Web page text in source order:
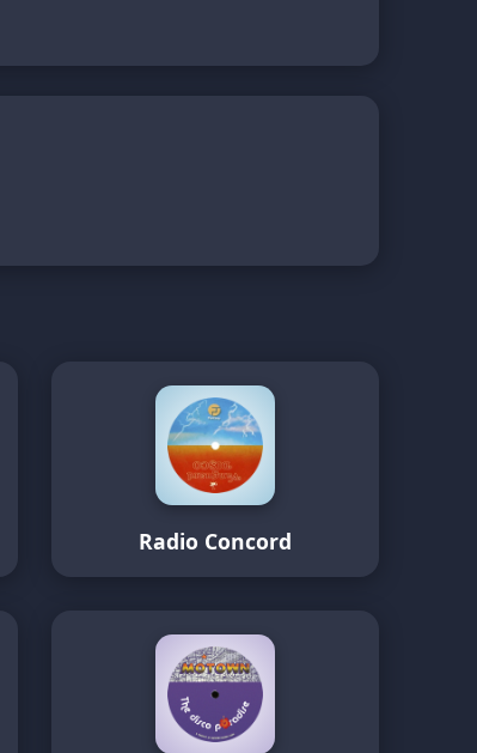
Radio Concord